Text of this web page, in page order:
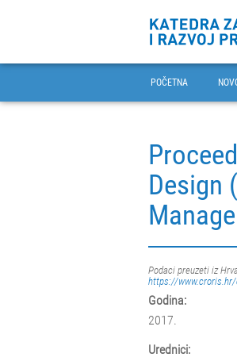
POČETNA
Design
Podaci preuzeti iz
https://
Godina:
2017.
Urednici: